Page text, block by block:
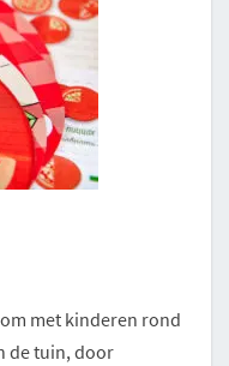
met kinderen rond
de tuin, door